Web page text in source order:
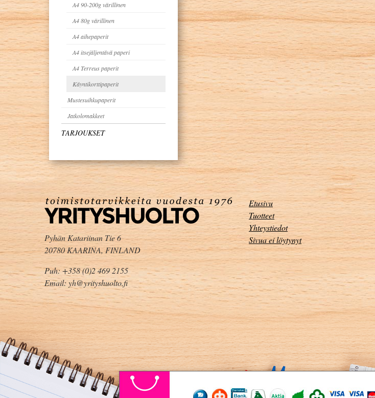
A4 90-200g värillinen
A4 80g värillinen
A4 aihepaperit
A4 itsejäljentävä paperi
A4 Terreus paperit
Käyntikorttipaperit
Mustesuihkupaperit
Jatkolomakkeet
TARJOUKSET
Pyhän Katariinan Tie 6
20780 KAARINA, FINLAND
Puh: +358 (0)2 469 2155
Email: yh@yrityshuolto.fi
Etusivu
Tuotteet
Yhteystiedot
Sivua ei löytynyt